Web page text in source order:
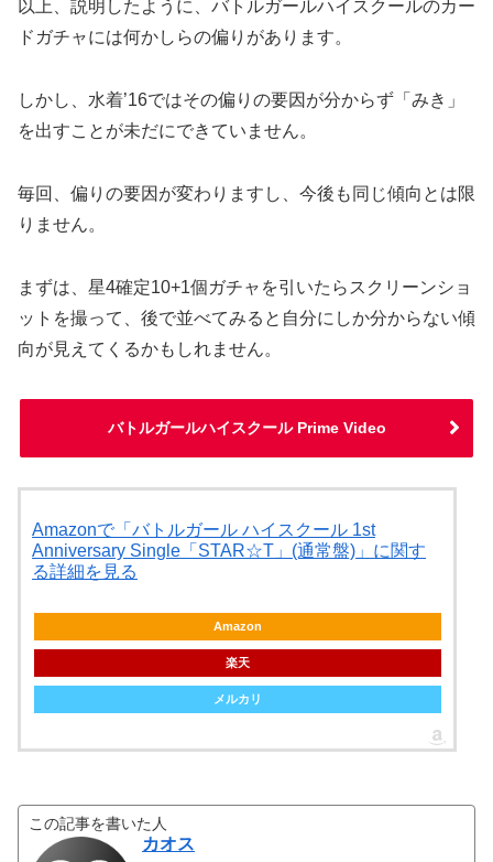
以上、説明したように、バトルガールハイスクールのカー
ドガチャには何かしらの偏りがあります。
しかし、水着’16ではその偏りの要因が分からず「みき」
を出すことが未だにできていません。
毎回、偏りの要因が変わりますし、今後も同じ傾向とは限
りません。
まずは、星4確定10+1個ガチャを引いたらスクリーンショ
ットを撮って、後で並べてみると自分にしか分からない傾
向が見えてくるかもしれません。
バトルガールハイスクール Prime Video
Amazonで「バトルガール ハイスクール 1st
Anniversary Single「STAR☆T」(通常盤)」に関す
る詳細を見る
Amazon
楽天
メルカリ
この記事を書いた人
カオス